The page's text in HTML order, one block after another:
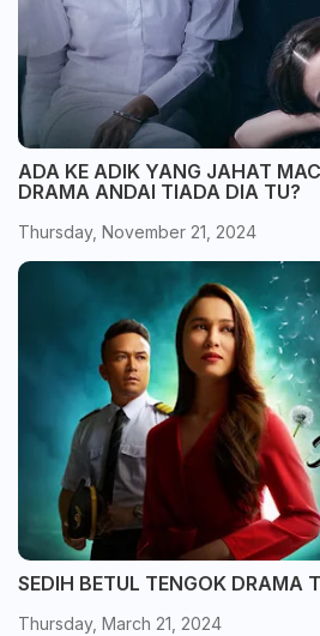
ADA KE ADIK YANG JAHAT
DRAMA ANDAI TIADA DIA TU?
Thursday, November 21, 2024
SEDIH BETUL TENGOK DRAMA
Thursday, March 21, 2024